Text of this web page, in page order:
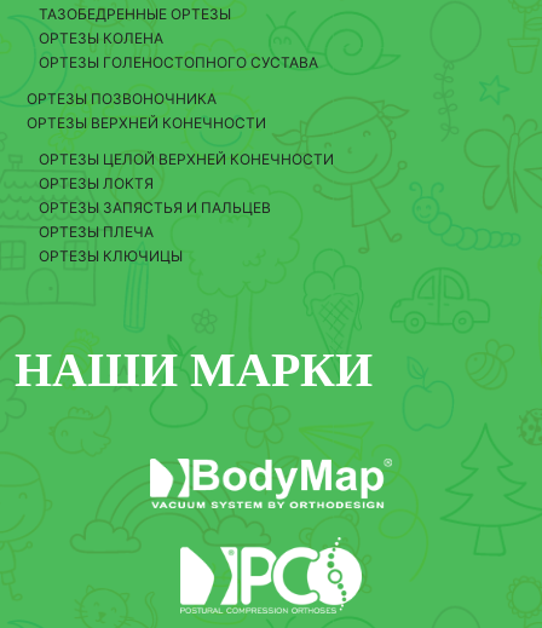
ТАЗОБЕДРЕННЫЕ ОРТЕЗЫ
ОРТЕЗЫ КОЛЕНА
ОРТЕЗЫ ГОЛЕНОСТОПНОГО СУСТАВА
ОРТЕЗЫ ПОЗВОНОЧНИКА
ОРТЕЗЫ ВЕРХНЕЙ КОНЕЧНОСТИ
ОРТЕЗЫ ЦЕЛОЙ ВЕРХНЕЙ КОНЕЧНОСТИ
ОРТЕЗЫ ЛОКТЯ
ОРТЕЗЫ ЗАПЯСТЬЯ И ПАЛЬЦЕВ
ОРТЕЗЫ ПЛЕЧА
ОРТЕЗЫ КЛЮЧИЦЫ
НАШИ МАРКИ